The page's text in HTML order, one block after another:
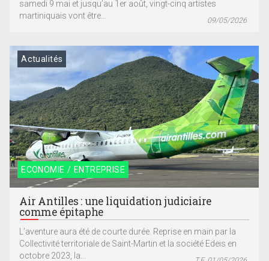
samedi 9 mai et jusqu’au 1er août, vingt-cinq artistes
martiniquais vont être...
09/05/2026
ECONOMIE / ENTREPRISE
Actualités
Air Antilles : une liquidation judiciaire
comme épitaphe
L’aventure aura été de courte durée. Reprise en main par la
Collectivité territoriale de Saint-Martin et la société Edeis en
octobre 2023, la...